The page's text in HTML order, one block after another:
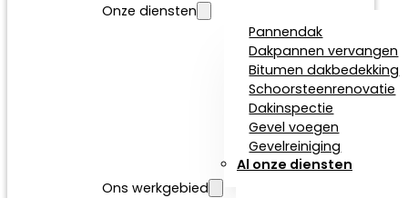
Onze diensten
Pannendak
Dakpannen vervangen
Bitumen dakbedekking
Schoorsteenrenovatie
Dakinspectie
Gevel voegen
Gevelreiniging
Al onze diensten
Ons werkgebied